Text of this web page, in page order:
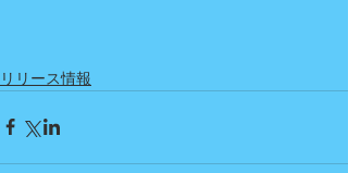
リリース情報